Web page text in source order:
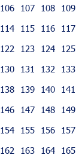
106 107 108 109
114 115 116 117
122 123 124 125
130 131 132 133
138 139 140 141
146 147 148 149
154 155 156 157
162 163 164 165